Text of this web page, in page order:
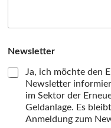
Newsletter
Ja, ich möchte den
Newsletter
im Sektor der
Geldanlage. Es
Anmeldung zum